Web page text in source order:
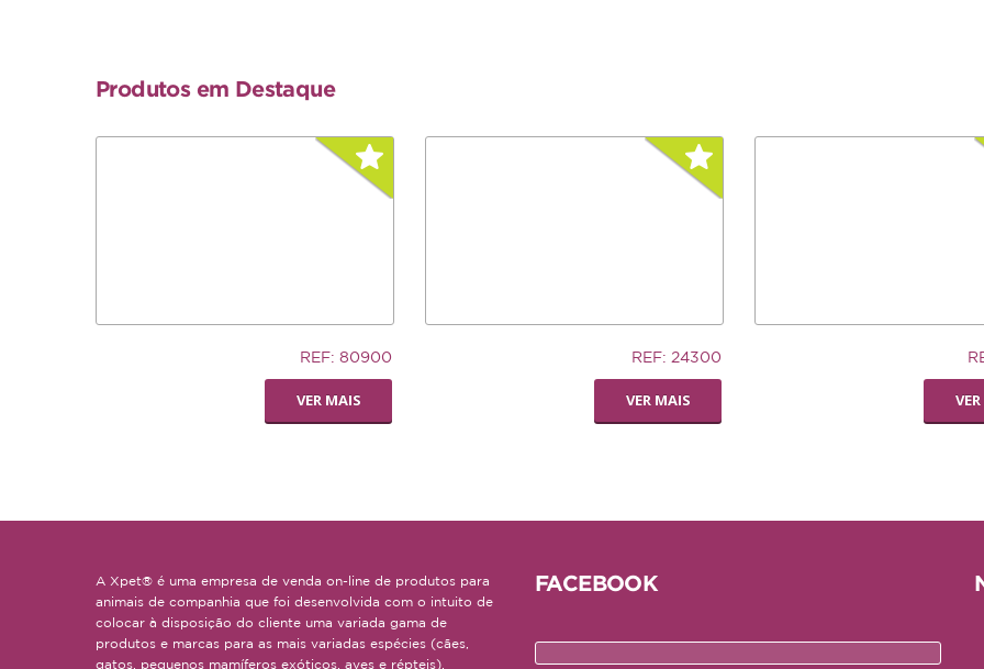
Produtos em Destaque
REF: 80900
VER MAIS
REF: 24300
VER MAIS
A Xpet® é uma empresa de venda on-line de produtos para
animais de companhia que foi desenvolvida com o intuito de
colocar à disposição do cliente uma variada gama de
produtos e marcas para as mais variadas espécies (cães,
gatos, pequenos mamíferos exóticos, aves e répteis).
FACEBOOK